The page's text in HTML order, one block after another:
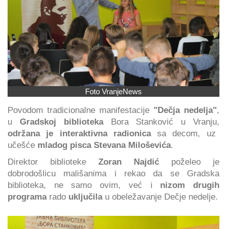
Foto VranjeNews
Povodom tradicionalne manifestacije "Dečja nedelja",
u Gradskoj bibliotekaBora Stanković u Vranju,
održana je interaktivna radionicasa decom, uz
učešće mladog pisca Stevana Miloševića.
Direktor biblioteke Zoran Najdić poželeo je
dobrodošlicu mališanima i rekao da se Gradska
biblioteka, ne samo ovim, već i nizom drugih
programa rado uključila u obeležavanje Dečje nedelje.